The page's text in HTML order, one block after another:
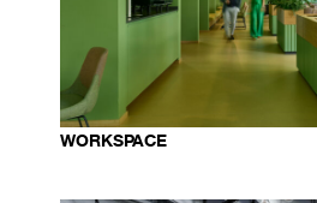
WORKSPACE